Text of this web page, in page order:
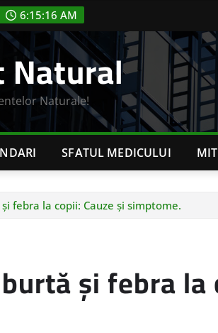
6:15:17 AM
Natural
Naturale!
SFATUL MEDICULUI
febra la copii: Cauze și simptome.
și febra la